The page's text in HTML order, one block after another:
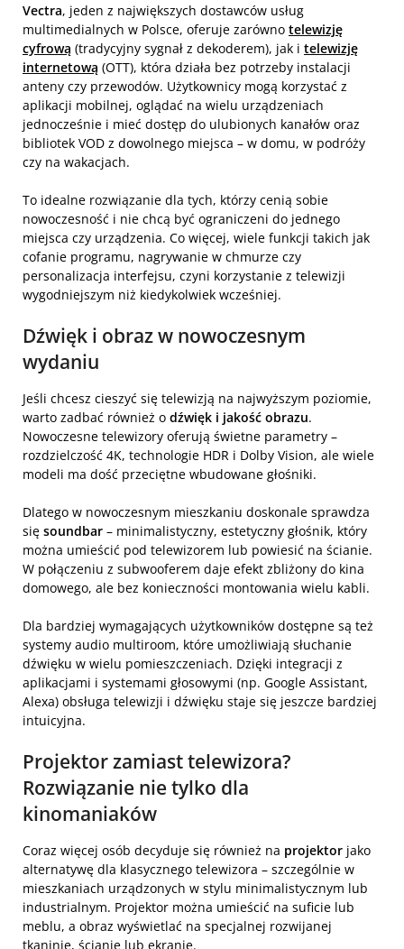
Vectra, jeden z największych dostawców usług
multimedialnych w Polsce, oferuje zarówno telewizję
cyfrową (tradycyjny sygnał z dekoderem), jak i telewizję
internetową (OTT), która działa bez potrzeby instalacji
anteny czy przewodów. Użytkownicy mogą korzystać z
aplikacji mobilnej, oglądać na wielu urządzeniach
jednocześnie i mieć dostęp do ulubionych kanałów oraz
bibliotek VOD z dowolnego miejsca – w domu, w podróży
czy na wakacjach.
To idealne rozwiązanie dla tych, którzy cenią sobie
nowoczesność i nie chcą być ograniczeni do jednego
miejsca czy urządzenia. Co więcej, wiele funkcji takich jak
cofanie programu, nagrywanie w chmurze czy
personalizacja interfejsu, czyni korzystanie z telewizji
wygodniejszym niż kiedykolwiek wcześniej.
Dźwięk i obraz w nowoczesnym
wydaniu
Jeśli chcesz cieszyć się telewizją na najwyższym poziomie,
warto zadbać również o dźwięk i jakość obrazu.
Nowoczesne telewizory oferują świetne parametry –
rozdzielczość 4K, technologie HDR i Dolby Vision, ale wiele
modeli ma dość przeciętne wbudowane głośniki.
Dlatego w nowoczesnym mieszkaniu doskonale sprawdza
się soundbar – minimalistyczny, estetyczny głośnik, który
można umieścić pod telewizorem lub powiesić na ścianie.
W połączeniu z subwooferem daje efekt zbliżony do kina
domowego, ale bez konieczności montowania wielu kabli.
Dla bardziej wymagających użytkowników dostępne są też
systemy audio multiroom, które umożliwiają słuchanie
dźwięku w wielu pomieszczeniach. Dzięki integracji z
aplikacjami i systemami głosowymi (np. Google Assistant,
Alexa) obsługa telewizji i dźwięku staje się jeszcze bardziej
intuicyjna.
Projektor zamiast telewizora?
Rozwiązanie nie tylko dla
kinomaniaków
Coraz więcej osób decyduje się również na projektor jako
alternatywę dla klasycznego telewizora – szczególnie w
mieszkaniach urządzonych w stylu minimalistycznym lub
industrialnym. Projektor można umieścić na suficie lub
meblu, a obraz wyświetlać na specjalnej rozwijanej
tkaninie, ścianie lub ekranie.